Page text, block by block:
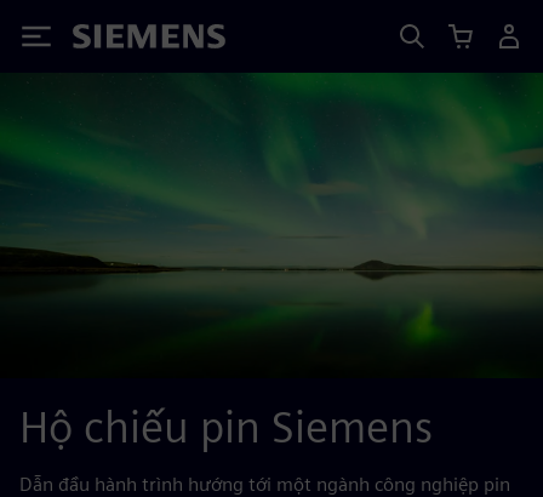
Siemens
Hộ chiếu pin Siemens
Dẫn đầu hành trình hướng tới một ngành công nghiệp pin